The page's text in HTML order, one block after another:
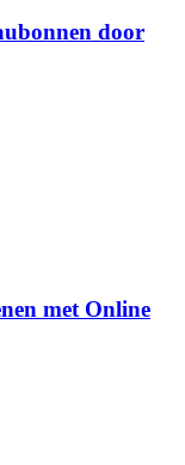
door
met Online